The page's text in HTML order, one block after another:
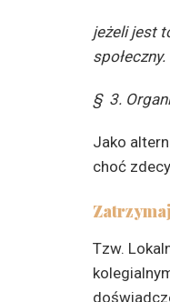
jeżeli jest
społeczny.
§ 3.
Jako
choć
Tzw.